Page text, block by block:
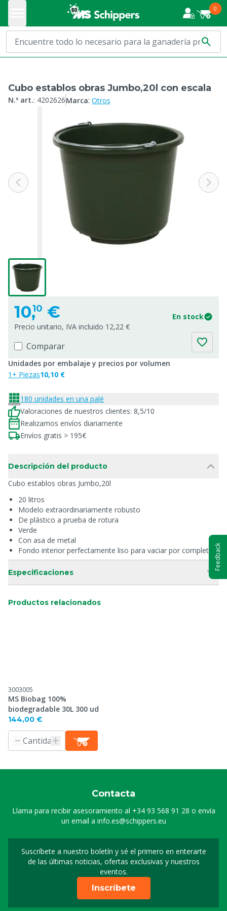
0
Cubo establos obras Jumbo,20l con escala
N.º art.: 4202626Marca: Otros
10,10 €
En stock
Precio unitario, IVA incluido 12,22 €
Comparar
Unidades por embalaje y precios por volumen
1+ Piezas10,10 €
180 unidades en una palé
Valoraciones de nuestros clientes: 8,5/10
Realizamos envíos diariamente
Envíos gratis > 195€
Descripción del producto
Cubo establos obras Jumbo,20l
20 litros
Modelo extraordinariamente robusto
De plástico a prueba de rotura
Verde
Con asa de metal
Fondo interior perfectamente liso para vaciar por completo
Especificaciones
Productos relacionados
3003005
MS Biobag 100%
biodegradable 30L 300 ud
144,00 €
Contacta
Llama para recibir asesoramiento al +34 93 568 91 28 o envía
un email a info.es@schippers.eu
Suscríbete a nuestro boletín y sé el primero en enterarte
de las últimas noticias, ofertas exclusivas y nuestros
eventos.
Suscripción a nuestro
Inscríbete
Feedback